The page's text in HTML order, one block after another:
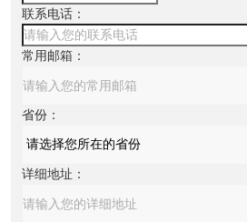
联系电话：
常用邮箱：
省份：
详细地址：